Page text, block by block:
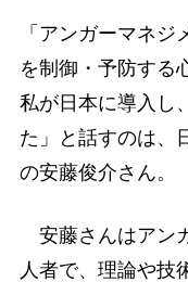
「アンガーマネ
を制御・予防する
私が日本に導入し
た」と話すのは、
の安藤俊介さん。
安藤さんはアン
人者で、理論や技